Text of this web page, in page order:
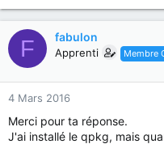
F fabulon
Apprenti Membre
4 Mars 2016
Merci pour ta réponse.
J'ai installé le qpkg, mais